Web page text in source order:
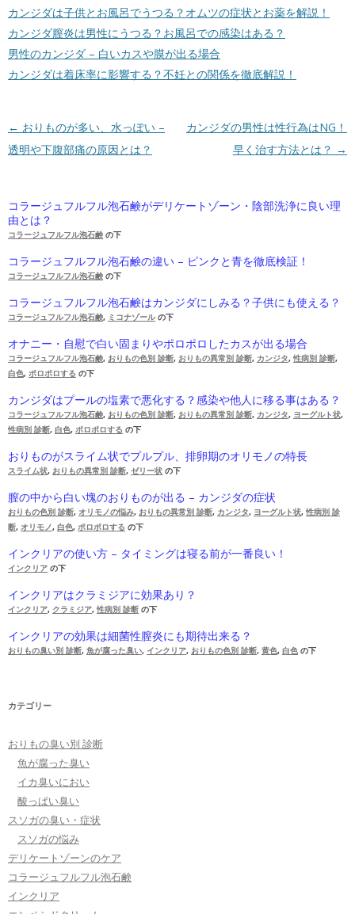
カンジダは子供とお風呂でうつる？オムツの症状とお薬を解説！
カンジダ膣炎は男性にうつる？お風呂での感染はある？
男性のカンジダ – 白いカスや膜が出る場合
カンジダは着床率に影響する？不妊との関係を徹底解説！
投稿ナビゲーション
← おりものが多い、水っぽい –
透明や下腹部痛の原因とは？
カンジダの男性は性行為はNG！
早く治す方法とは？ →
コラージュフルフル泡石鹸がデリケートゾーン・陰部洗浄に良い理
由とは？
コラージュフルフル泡石鹸 の下
コラージュフルフル泡石鹸の違い – ピンクと青を徹底検証！
コラージュフルフル泡石鹸 の下
コラージュフルフル泡石鹸はカンジダにしみる？子供にも使える？
コラージュフルフル泡石鹸, ミコナゾールの下
オナニー・自慰で白い固まりやポロポロしたカスが出る場合
コラージュフルフル泡石鹸, おりもの色別 診断, おりもの異常別 診断, カンジタ, 性病別 診断,
白色, ポロポロする の下
カンジダはプールの塩素で悪化する？感染や他人に移る事はある？
コラージュフルフル泡石鹸, おりもの色別 診断, おりもの異常別 診断, カンジタ, ヨーグルト状,
性病別 診断, 白色, ポロポロする の下
おりものがスライム状でプルプル、排卵期のオリモノの特長
スライム状, おりもの異常別 診断, ゼリー状 の下
膣の中から白い塊のおりものが出る – カンジダの症状
おりもの色別 診断, オリモノの悩み, おりもの異常別 診断, カンジタ, ヨーグルト状, 性病別 診
断, オリモノ, 白色, ポロポロする の下
インクリアの使い方 – タイミングは寝る前が一番良い！
インクリア の下
インクリアはクラミジアに効果あり？
インクリア, クラミジア, 性病別 診断 の下
インクリアの効果は細菌性膣炎にも期待出来る？
おりもの臭い別 診断, 魚が腐った臭い, インクリア, おりもの色別 診断, 黄色, 白色 の下
カテゴリー
おりもの臭い別 診断
魚が腐った臭い
イカ臭いにおい
酸っぱい臭い
スソガの臭い・症状
スソガの悩み
デリケートゾーンのケア
コラージュフルフル泡石鹸
インクリア